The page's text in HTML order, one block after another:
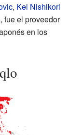
, Kei Nishikori
fue el proveedor
en los